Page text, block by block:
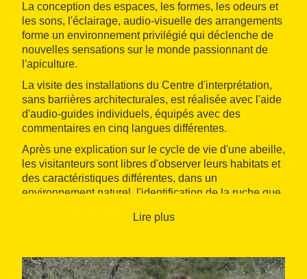
La conception des espaces, les formes, les odeurs et
les sons, l'éclairage, audio-visuelle des arrangements
forme un environnement privilégié qui déclenche de
nouvelles sensations sur le monde passionnant de
l'apiculture.
La visite des installations du Centre d'interprétation,
sans barrières architecturales, est réalisée avec l'aide
d'audio-guides individuels, équipés avec des
commentaires en cinq langues différentes.
Après une explication sur le cycle de vie d'une abeille,
les visitanteurs sont libres d'observer leurs habitats et
des caractéristiques différentes, dans un
environnement naturel, l'identification de la ruche que
comment elles fonctionnent, nids d'abeilles, etc.
renseigner sur les outils spéciaux utilisés par
l'apiculteur et comment les utiliser, en costume
Lire plus